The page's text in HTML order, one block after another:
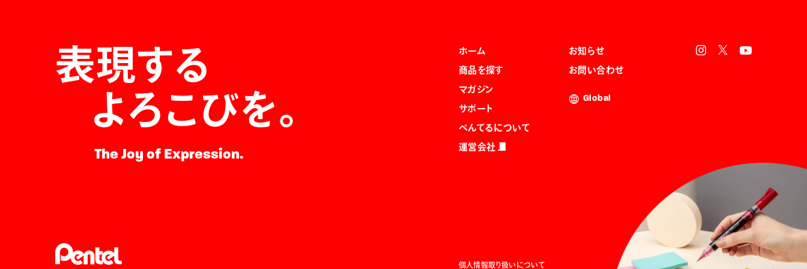
ホーム
商品を探す
マガジン
サポート
ぺんてるについて
運営会社
お知らせ
お問い合わせ
Global
個人情報取り扱いについて
表現する
よろこびを。
The Joy of Expression.